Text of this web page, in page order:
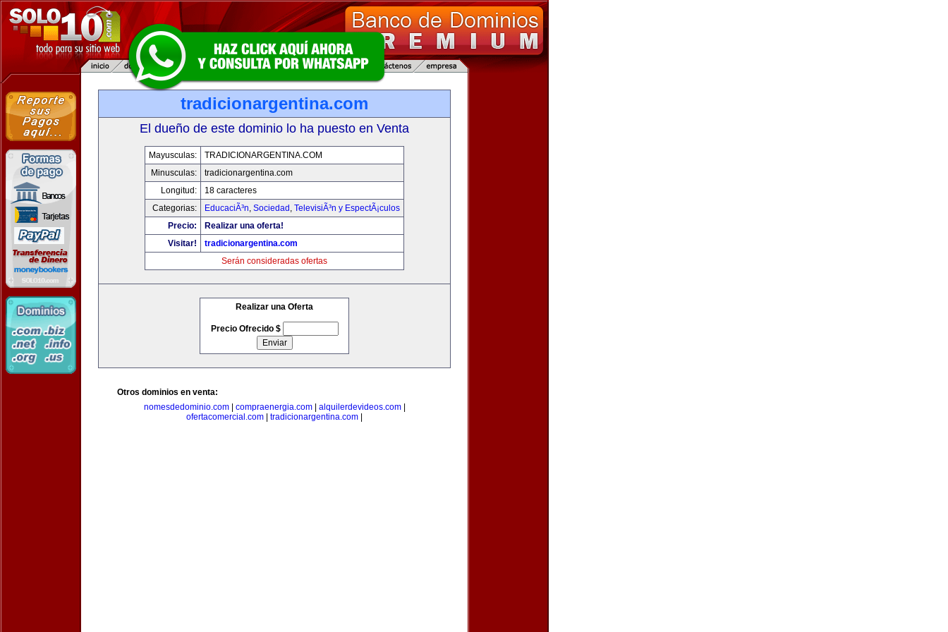
tradicionargentina.com
El dueño de este dominio lo ha puesto en Venta
Mayusculas:
TRADICIONARGENTINA.COM
Minusculas:
tradicionargentina.com
Longitud:
18 caracteres
Categorias:
EducaciÃ³n, Sociedad , TelevisiÃ³n y EspectÃ¡culos
Precio:
Realizar una oferta!
Visitar!
tradicionargentina.com
Serán consideradas ofertas
Realizar una Oferta
Precio Ofrecido $
Otros dominios en venta:
nomesdedominio.com| compraenergia.com| alquilerdevideos.com|
ofertacomercial.com
tradicionargentina.com